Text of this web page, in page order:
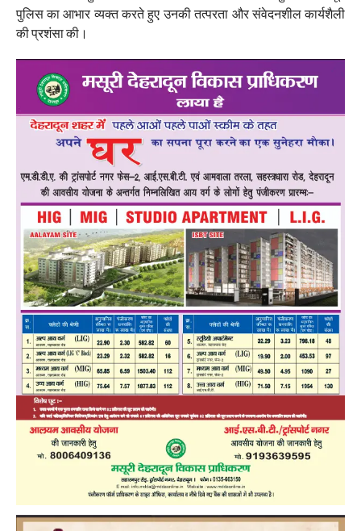
पुलिस का आभार व्यक्त करते हुए उनकी तत्परता और संवेदनशील कार्यशैली
की प्रशंसा की।